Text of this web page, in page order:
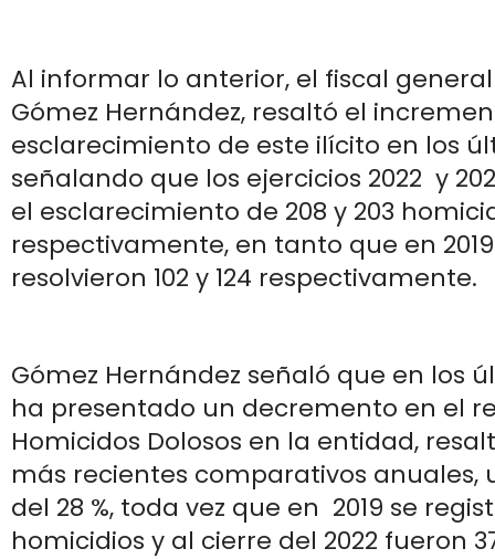
Al informar lo anterior, el fiscal
Gómez Hernández, resaltó el
esclarecimiento de este ilícito en los
señalando que los ejercicios 2022 y
el esclarecimiento de 208 y 203
respectivamente, en tanto que en 2019
resolvieron 102 y 124 respectivamente.
Gómez Hernández señaló que en los
ha presentado un decremento en el
Homicidos Dolosos en la entidad,
más recientes comparativos anuales,
del 28 %, toda vez que en 2019 se
homicidios y al cierre del 2022 fueron